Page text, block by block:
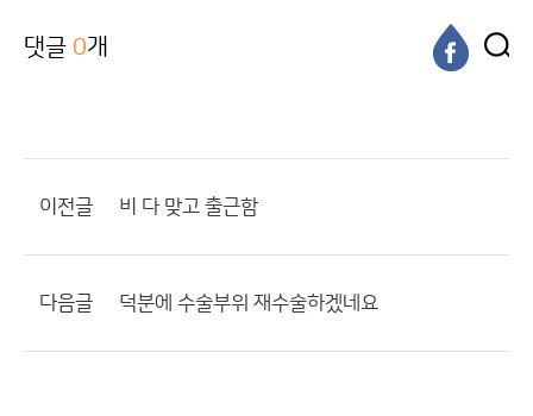
댓글 0개
이전글 비 다 맞고 출근함
다음글 덕분에 수술부위 재수술하겠네요